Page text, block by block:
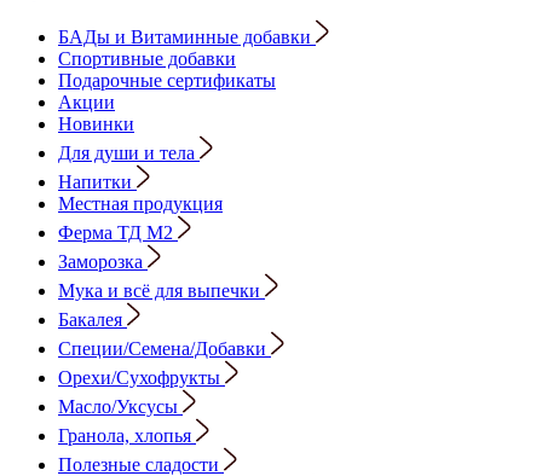
БАДы и Витаминные добавки
Спортивные добавки
Подарочные сертификаты
Акции
Новинки
Для души и тела
Напитки
Местная продукция
Ферма ТД М2
Заморозка
Мука и всё для выпечки
Бакалея
Специи/Семена/Добавки
Орехи/Сухофрукты
Масло/Уксусы
Гранола, хлопья
Полезные сладости